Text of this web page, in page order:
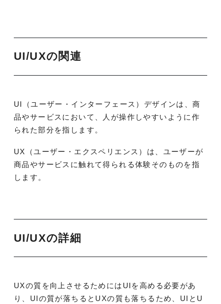
UI/UXの関連
UI（ユーザー・インターフェース）デザインは、商
品やサービスにおいて、人が操作しやすいように作
られた部分を指します。
UX（ユーザー・エクスペリエンス）は、ユーザーが
商品やサービスに触れて得られる体験そのものを指
します。
UI/UXの詳細
UXの質を向上させるためにはUIを高める必要があ
り、UIの質が落ちるとUXの質も落ちるため、UIとU